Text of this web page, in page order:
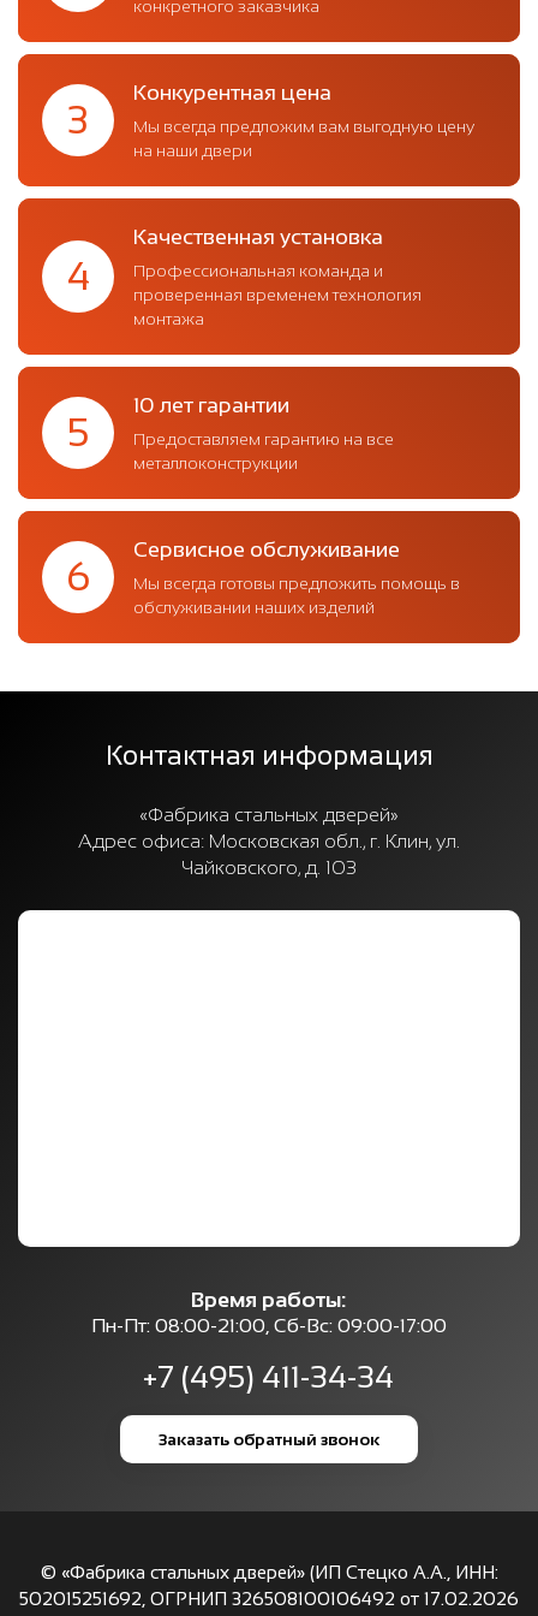
конкретного заказчика
3
Конкурентная цена
Мы всегда предложим вам выгодную цену
на наши двери
4
Качественная установка
Профессиональная команда и
проверенная временем технология
монтажа
5
10 лет гарантии
Предоставляем гарантию на все
металлоконструкции
6
Сервисное обслуживание
Мы всегда готовы предложить помощь в
обслуживании наших изделий
Контактная информация
«Фабрика стальных дверей»
Адрес офиса: Московская обл., г. Клин, ул.
Чайковского, д. 103
Время работы:
Пн-Пт: 08:00-21:00, Сб-Вс: 09:00-17:00
+7 (495) 411-34-34
Заказать обратный звонок
© «Фабрика стальных дверей» (ИП Стецко А.А., ИНН:
502015251692, ОГРНИП 326508100106492 от 17.02.2026